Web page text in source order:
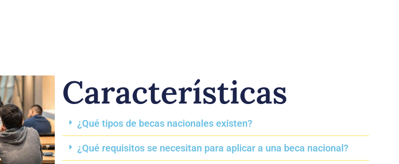
Características
¿Qué tipos de becas nacionales existen?
¿Qué requisitos se necesitan para aplicar a una beca nacional?